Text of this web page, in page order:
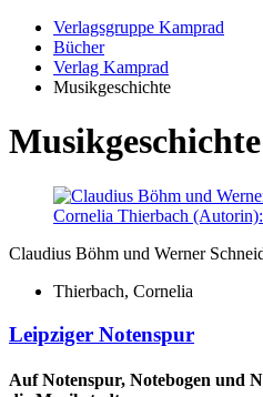
Verlagsgruppe Kamprad
Bücher
Verlag Kamprad
Musikgeschichte
Musikgeschichte
Claudius Böhm und Werner
Thierbach, Cornelia
Leipziger Notenspur
Auf Notenspur, Notebogen und